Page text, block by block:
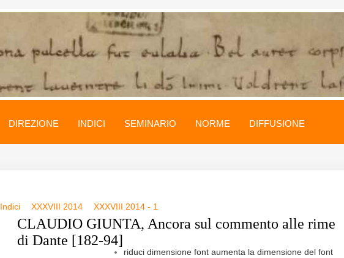
DIREZIONE INDICI SEMINARIO NORME DIFFUSIONE
Indici XXXVIII 2014 XXXVIII 2014 - 1
CLAUDIO GIUNTA, Ancora sul commento alle rime
di Dante [182-94]
riduci dimensione font aumenta la dimensione del font